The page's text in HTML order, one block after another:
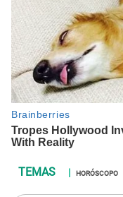
HORÓSCOPO